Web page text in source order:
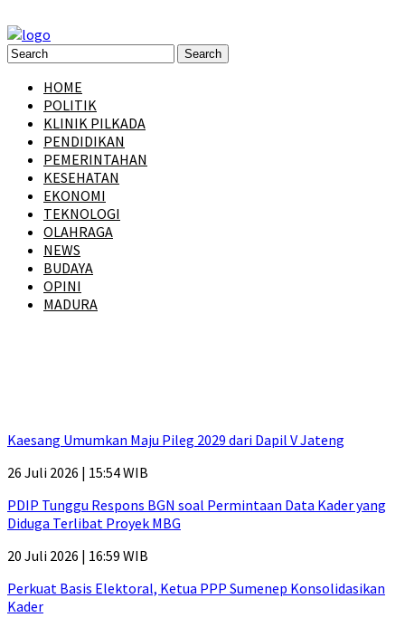
HOME
POLITIK
KLINIK PILKADA
PENDIDIKAN
PEMERINTAHAN
KESEHATAN
EKONOMI
TEKNOLOGI
OLAHRAGA
NEWS
BUDAYA
OPINI
MADURA
Kaesang Umumkan Maju Pileg 2029 dari Dapil V Jateng
26 Juli 2026 | 15:54 WIB
PDIP Tunggu Respons BGN soal Permintaan Data Kader yang
Diduga Terlibat Proyek MBG
20 Juli 2026 | 16:59 WIB
Perkuat Basis Elektoral, Ketua PPP Sumenep Konsolidasikan
Kader